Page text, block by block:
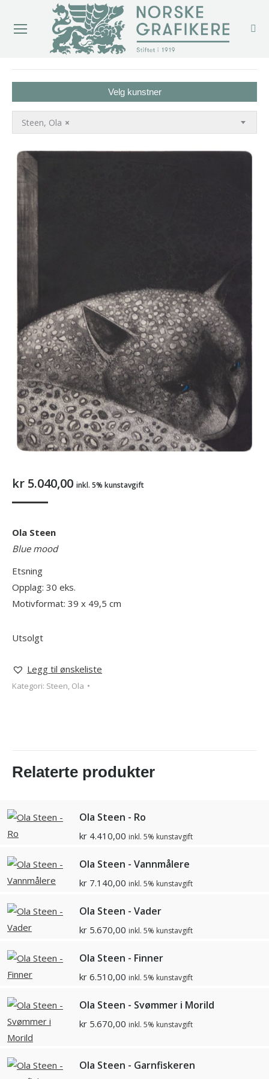
Velg kunstner
×
Steen, Ola
kr 5.040,00 inkl. 5% kunstavgift
Ola Steen
Blue mood
Etsning
Opplag: 30 eks.
Motivformat: 39 x 49,5 cm
Utsolgt
Legg til ønskeliste
Kategori: Steen, Ola
Relaterte produkter
Ola Steen - Ro
kr 4.410,00 inkl. 5% kunstavgift
Ola Steen - Vannmålere
kr 7.140,00 inkl. 5% kunstavgift
Ola Steen - Vader
kr 5.670,00 inkl. 5% kunstavgift
Ola Steen - Finner
kr 6.510,00 inkl. 5% kunstavgift
Ola Steen - Svømmer i Morild
kr 5.670,00 inkl. 5% kunstavgift
Ola Steen - Garnfiskeren